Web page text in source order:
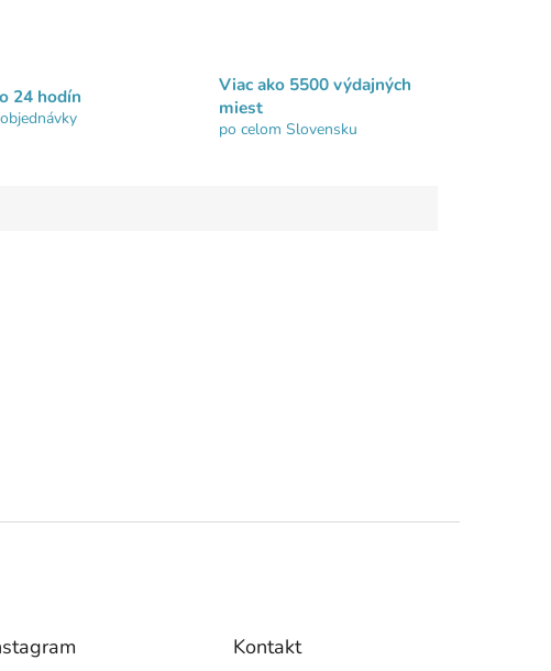
24 hodín
Viac ako 5500 výdajných
miest
po celom Slovensku
Kontakt